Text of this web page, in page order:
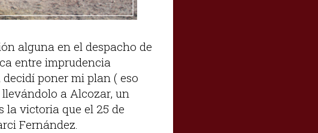
alguna en el despacho de
entre imprudencia
poner mi plan ( eso
a Alcozar, un
la victoria que el 25 de
Fernández.